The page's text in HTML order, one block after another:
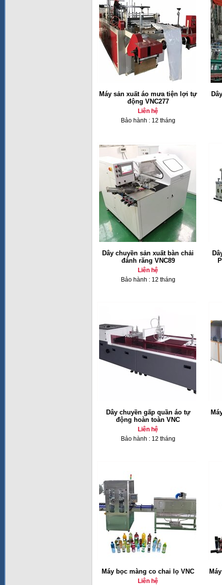
Máy sản xuất áo mưa tiện lợi tự
động VNC277
Liên hệ
Bảo hành : 12 tháng
Dây chuyền sản xuất bàn chải
đánh răng VNC89
Liên hệ
Bảo hành : 12 tháng
Dây chuyền gấp quần áo tự
động hoàn toàn VNC
Liên hệ
Bảo hành : 12 tháng
Máy bọc màng co chai lọ VNC
Liên hệ